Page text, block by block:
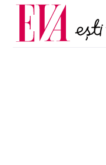
Carieră
Actualitate